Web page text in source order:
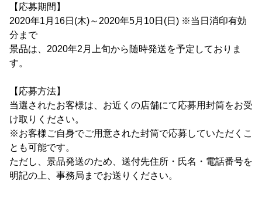
【応募期間】
2020年1月16日(木)～2020年5月10日(日) ※当日消印有効
分まで
景品は、2020年2月上旬から随時発送を予定しておりま
す。
【応募方法】
当選されたお客様は、お近くの店舗にて応募用封筒をお受
け取りください。
※お客様ご自身でご用意された封筒で応募していただくこ
とも可能です。
ただし、景品発送のため、送付先住所・氏名・電話番号を
明記の上、事務局までお送りください。